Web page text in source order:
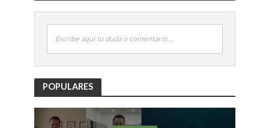
Escribe aquí tu duda o comentario....
POPULARES